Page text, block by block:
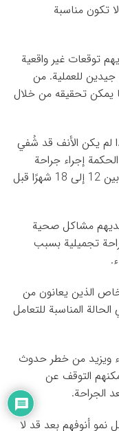
تكون مناسبة
توقعات غير واقعية
جيدين للعملية. من
يمكن تحقيقه من خلال
لم يكن الأنف قد شُفي
إجراء جراحة
مراجعة. يُنصح عادةً بالانتظار لمدة تتراوح بين 12 إلى 18 شهرًا قبل
مشاكل صحية
تجميلية بسبب
الذين يعانون من
المناسبة للتعامل
ويزيد من خطر حدوث
التوقف عن
الجراحة.
نمو أنوفهم بعد قد لا